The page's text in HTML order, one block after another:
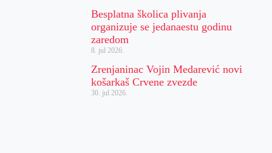
Besplatna školica plivanja
organizuje se jedanaestu godinu
zaredom
8. jul 2026.
Zrenjaninac Vojin Medarević novi
košarkaš Crvene zvezde
30. jul 2026.